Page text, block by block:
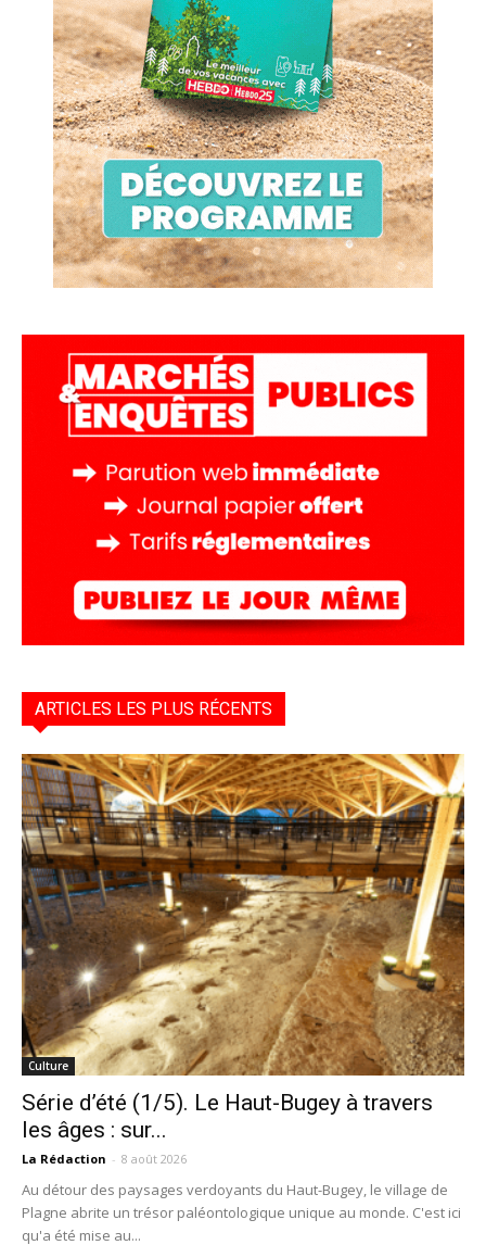
ARTICLES LES PLUS RÉCENTS
Culture
Série d’été (1/5). Le Haut-Bugey à travers
les âges : sur...
La Rédaction - 8 août 2026
Au détour des paysages verdoyants du Haut-Bugey, le village de
Plagne abrite un trésor paléontologique unique au monde. C'est ici
qu'a été mise au...